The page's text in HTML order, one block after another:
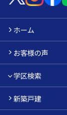
ホーム
お客様の声
学区検索
新築戸建